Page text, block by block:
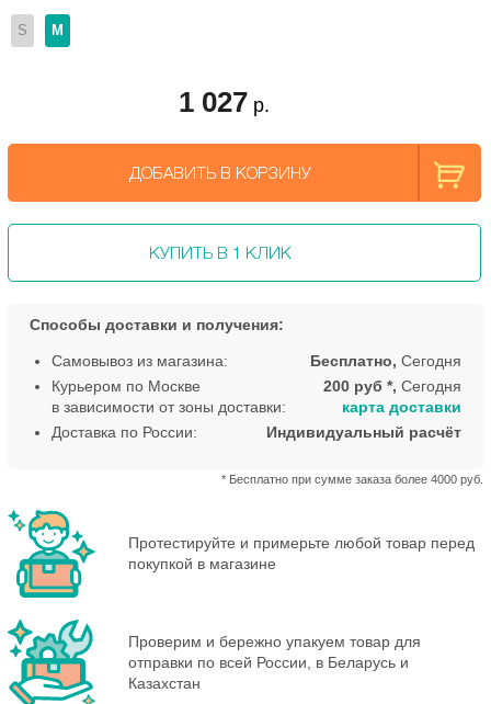
S M
1 027 р.
ДОБАВИТЬ В КОРЗИНУ
КУПИТЬ В 1 КЛИК
Способы доставки и получения:
Самовывоз из магазина: Бесплатно, Сегодня
Курьером по Москве
в зависимости от зоны доставки:
200 руб *, Сегодня
* Бесплатно при сумме заказа более 4000 руб.
карта доставки
Доставка по России:
Индивидуальный расчёт
Протестируйте и примерьте любой товар перед
покупкой в магазине
Проверим и бережно упакуем товар для
отправки по всей России, в Беларусь и
Казахстан